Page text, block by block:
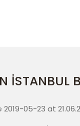
İSTANBUL